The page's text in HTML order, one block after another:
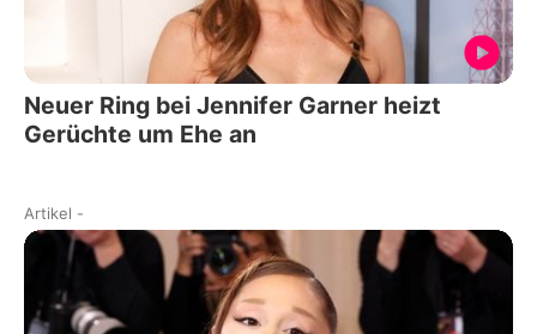
Neuer Ring bei Jennifer Garner heizt
Gerüchte um Ehe an
Artikel -